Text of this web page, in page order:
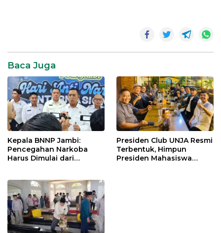
Politik
SR28
Baca Juga
Kepala BNNP Jambi:
Pencegahan Narkoba
Harus Dimulai dari
Presiden Club UNJA Resmi
Terbentuk, Himpun
Presiden Mahasiswa